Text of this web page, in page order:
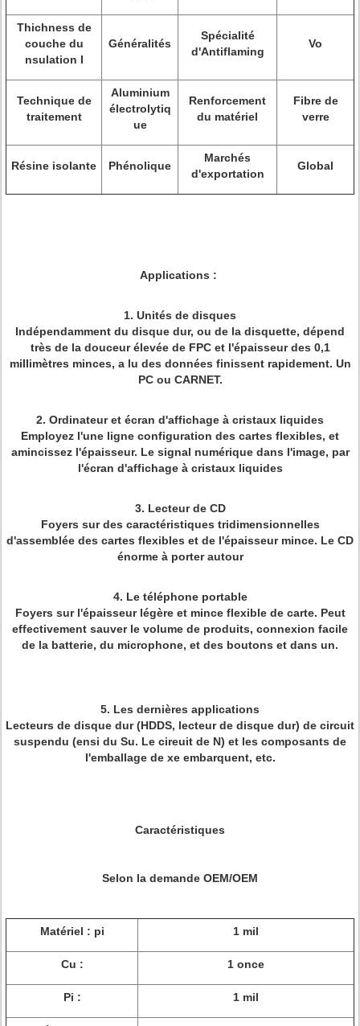
Thichness de
couche du
nsulation I
Généralités
Spécialité
d'Antiflaming
Vo
Technique de
traitement
Aluminium
électrolytiq
ue
Renforcement
du matériel
Fibre de
verre
Résine isolante Phénolique
Marchés
d'exportation
Global
Applications :
1. Unités de disques
Indépendamment du disque dur, ou de la disquette, dépend
très de la douceur élevée de FPC et l'épaisseur des 0,1
millimètres minces, a lu des données finissent rapidement. Un
PC ou CARNET.
2. Ordinateur et écran d'affichage à cristaux liquides
Employez l'une ligne configuration des cartes flexibles, et
amincissez l'épaisseur. Le signal numérique dans l'image, par
l'écran d'affichage à cristaux liquides
3. Lecteur de CD
Foyers sur des caractéristiques tridimensionnelles
d'assemblée des cartes flexibles et de l'épaisseur mince. Le CD
énorme à porter autour
4. Le téléphone portable
Foyers sur l'épaisseur légère et mince flexible de carte. Peut
effectivement sauver le volume de produits, connexion facile
de la batterie, du microphone, et des boutons et dans un.
5. Les dernières applications
Lecteurs de disque dur (HDDS, lecteur de disque dur) de circuit
suspendu (ensi du Su. Le cireuit de N) et les composants de
l'emballage de xe embarquent, etc.
Caractéristiques
Selon la demande OEM/OEM
Matériel : pi 1 mil
Cu : 1 once
Pi : 1 mil